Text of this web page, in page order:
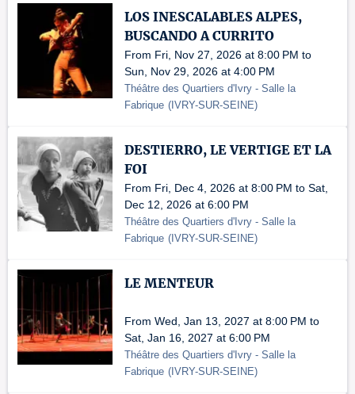
LOS INESCALABLES ALPES,
BUSCANDO A CURRITO
From Fri, Nov 27, 2026 at 8:00 PM to
Sun, Nov 29, 2026 at 4:00 PM
Théâtre des Quartiers d'Ivry - Salle la
Fabrique ( IVRY-SUR-SEINE)
DESTIERRO, LE VERTIGE ET LA
FOI
From Fri, Dec 4, 2026 at 8:00 PM to Sat,
Dec 12, 2026 at 6:00 PM
Théâtre des Quartiers d'Ivry - Salle la
Fabrique ( IVRY-SUR-SEINE)
LE MENTEUR
From Wed, Jan 13, 2027 at 8:00 PM to
Sat, Jan 16, 2027 at 6:00 PM
Théâtre des Quartiers d'Ivry - Salle la
Fabrique ( IVRY-SUR-SEINE)